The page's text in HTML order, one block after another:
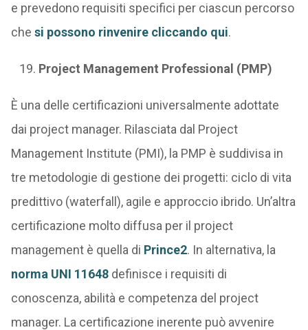
e prevedono requisiti specifici per ciascun percorso
che si possono rinvenire cliccando qui.
Project Management Professional (PMP)
È una delle certificazioni universalmente adottate
dai project manager. Rilasciata dal Project
Management Institute (PMI), la PMP è suddivisa in
tre metodologie di gestione dei progetti: ciclo di vita
predittivo (waterfall), agile e approccio ibrido. Un’altra
certificazione molto diffusa per il project
management è quella di Prince2. In alternativa, la
norma UNI 11648definisce i requisiti di
conoscenza, abilità e competenza del project
manager. La certificazione inerente può avvenire